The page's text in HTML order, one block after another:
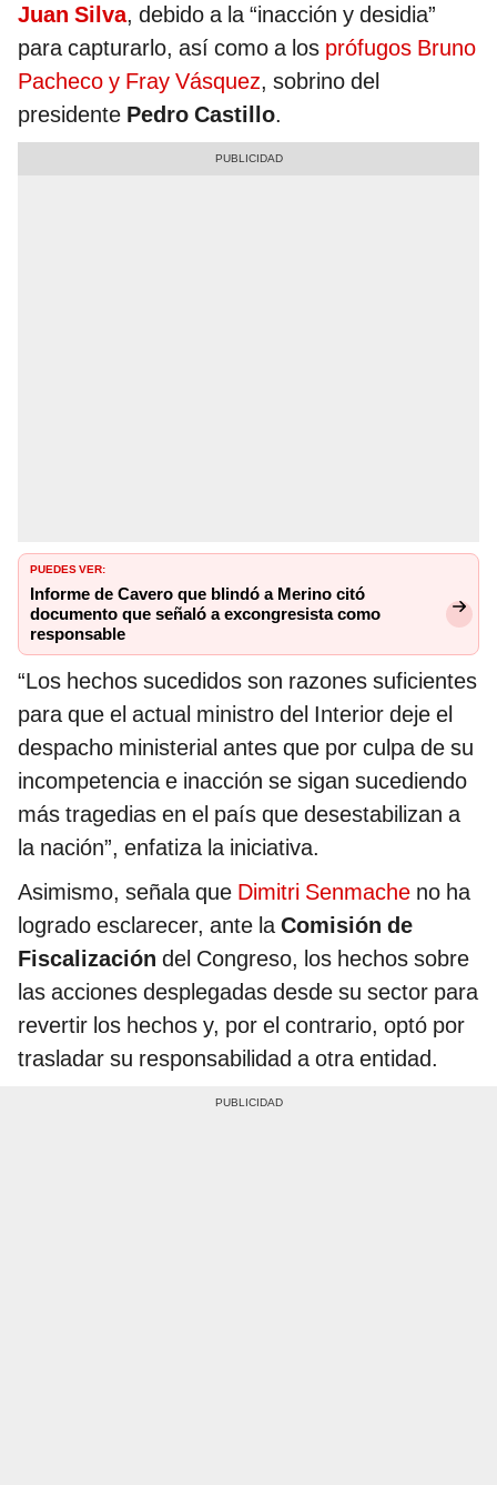
Juan Silva, debido a la “inacción y desidia”
para capturarlo, así como a los prófugos Bruno
Pacheco y Fray Vásquez, sobrino del
presidente Pedro Castillo.
PUEDES VER:
Informe de Cavero que blindó a Merino citó
documento que señaló a excongresista como
responsable
“Los hechos sucedidos son razones suficientes
para que el actual ministro del Interior deje el
despacho ministerial antes que por culpa de su
incompetencia e inacción se sigan sucediendo
más tragedias en el país que desestabilizan a
la nación”, enfatiza la iniciativa.
Asimismo, señala que Dimitri Senmache no ha
logrado esclarecer, ante laComisión de
Fiscalización del Congreso, los hechos sobre
las acciones desplegadas desde su sector para
revertir los hechos y, por el contrario, optó por
trasladar su responsabilidad a otra entidad.